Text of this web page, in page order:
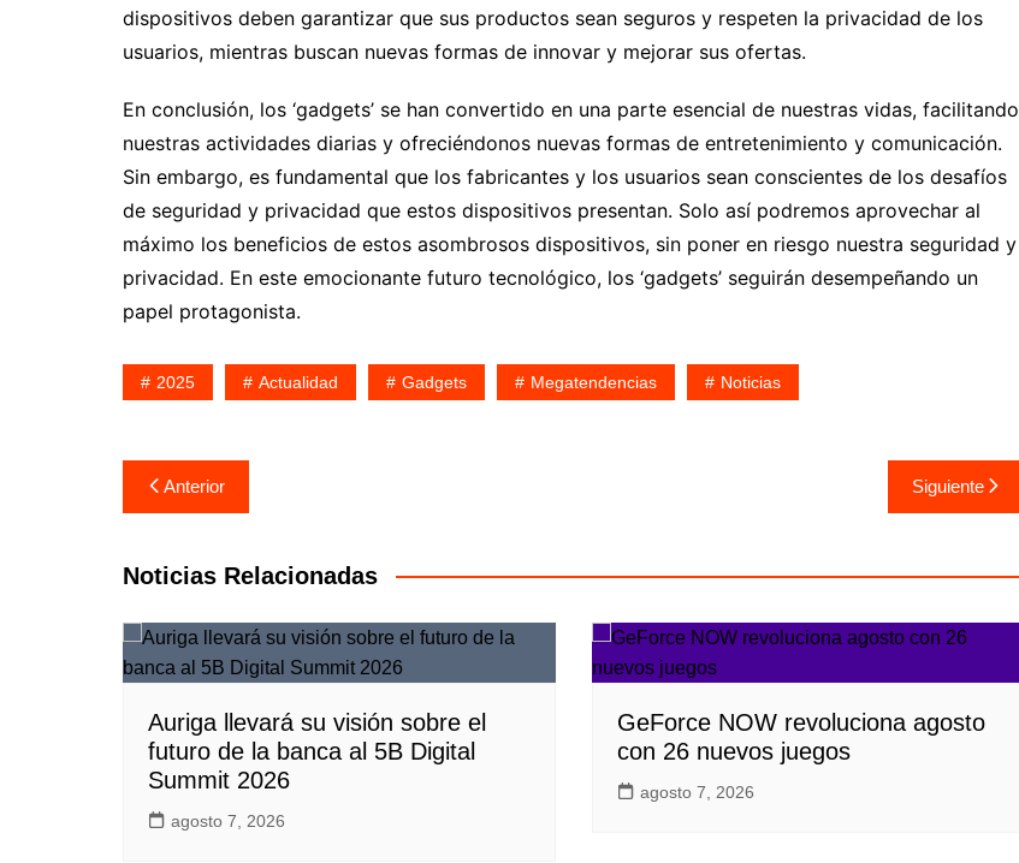
dispositivos deben garantizar que sus productos sean seguros y respeten la privacidad de los
usuarios, mientras buscan nuevas formas de innovar y mejorar sus ofertas.
En conclusión, los ‘gadgets’ se han convertido en una parte esencial de nuestras vidas, facilitando
nuestras actividades diarias y ofreciéndonos nuevas formas de entretenimiento y comunicación.
Sin embargo, es fundamental que los fabricantes y los usuarios sean conscientes de los desafíos
de seguridad y privacidad que estos dispositivos presentan. Solo así podremos aprovechar al
máximo los beneficios de estos asombrosos dispositivos, sin poner en riesgo nuestra seguridad y
privacidad. En este emocionante futuro tecnológico, los ‘gadgets’ seguirán desempeñando un
papel protagonista.
2025 Actualidad Gadgets Megatendencias Noticias
Navegación
de
entradas
Anterior Siguiente
Noticias Relacionadas
Auriga llevará su visión sobre el
futuro de la banca al 5B Digital
Summit 2026
agosto 7, 2026
GeForce NOW revoluciona agosto
con 26 nuevos juegos
agosto 7, 2026